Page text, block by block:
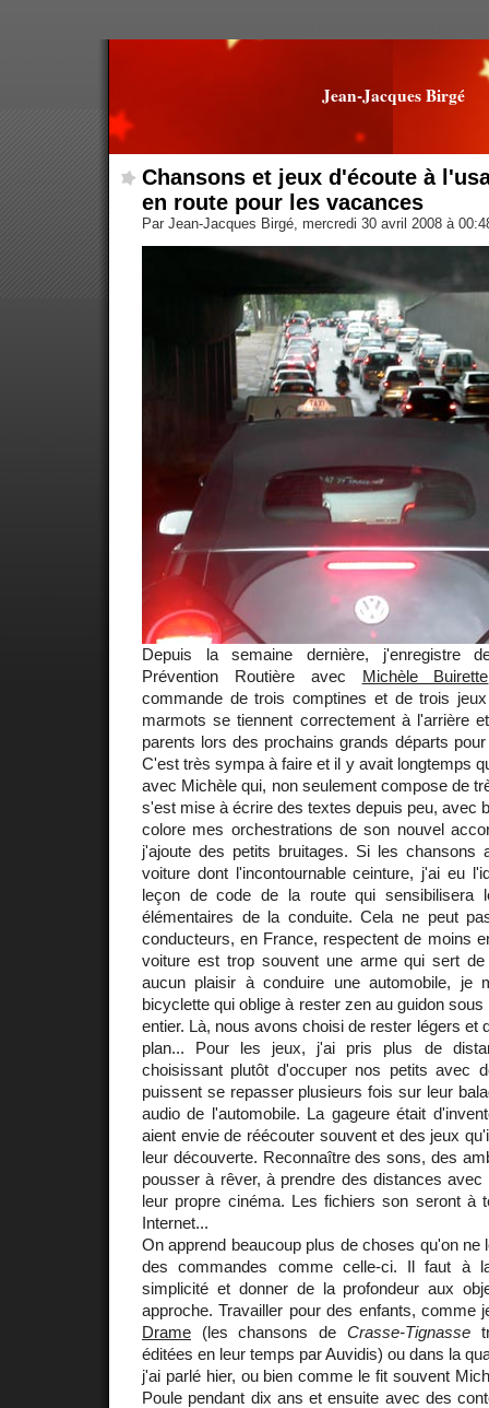
Jean-Jacques Birgé
Chansons et jeux d'écoute à
en route pour les vacances
Par Jean-Jacques Birgé, mercredi 30 avril 2008 à
Depuis la semaine dernière, j'enregistre
Prévention Routière avec Michèle Buirette
commande de trois comptines et de trois
marmots se tiennent correctement à l'arrière
parents lors des prochains grands départs
C'est très sympa à faire et il y avait longtemps
avec Michèle qui, non seulement compose de
s'est mise à écrire des textes depuis peu, avec
colore mes orchestrations de son nouvel
j'ajoute des petits bruitages. Si les chansons
voiture dont l'incontournable ceinture, j'ai eu
leçon de code de la route qui sensibilisera
élémentaires de la conduite. Cela ne peut
conducteurs, en France, respectent de moins
voiture est trop souvent une arme qui sert de
aucun plaisir à conduire une automobile, je
bicyclette qui oblige à rester zen au guidon
entier. Là, nous avons choisi de rester légers et
plan... Pour les jeux, j'ai pris plus de
choisissant plutôt d'occuper nos petits avec
puissent se repasser plusieurs fois sur leur
audio de l'automobile. La gageure était
aient envie de réécouter souvent et des jeux
leur découverte. Reconnaître des sons, des
pousser à rêver, à prendre des distances
leur propre cinéma. Les fichiers son seront à
Internet...
On apprend beaucoup plus de choses qu'on ne
des commandes comme celle-ci. Il faut à
simplicité et donner de la profondeur aux
approche. Travailler pour des enfants, comme
Drame (les chansons de Crasse-Tignasse
éditées en leur temps par Auvidis) ou dans la
j'ai parlé hier, ou bien comme le fit souvent
Poule pendant dix ans et ensuite avec des